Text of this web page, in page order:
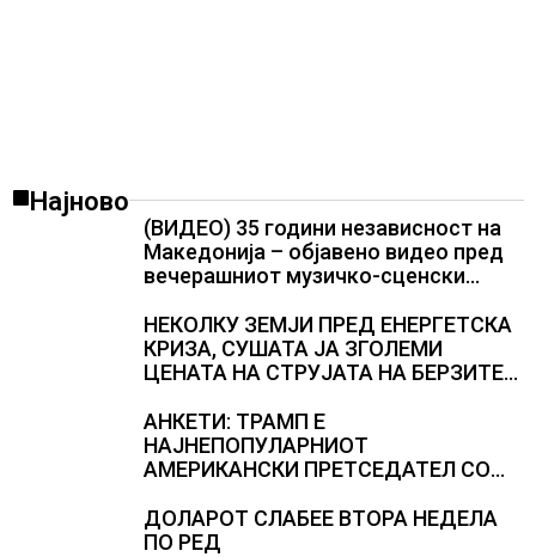
Најново
(ВИДЕО) 35 години независност на
Македонија – објавено видео пред
вечерашниот музичко-сценски
НЕКОЛКУ ЗЕМЈИ ПРЕД ЕНЕРГЕТСКА
КРИЗА, СУШАТА ЈА ЗГОЛЕМИ
ЦЕНАТА НА СТРУЈАТА НА БЕРЗИТЕ
АНКЕТИ: ТРАМП Е
НАЈНЕПОПУЛАРНИОТ
АМЕРИКАНСКИ ПРЕТСЕДАТЕЛ СО
резултатите од последните анкети
ДОЛАРОТ СЛАБЕЕ ВТОРА НЕДЕЛА
ПО РЕД